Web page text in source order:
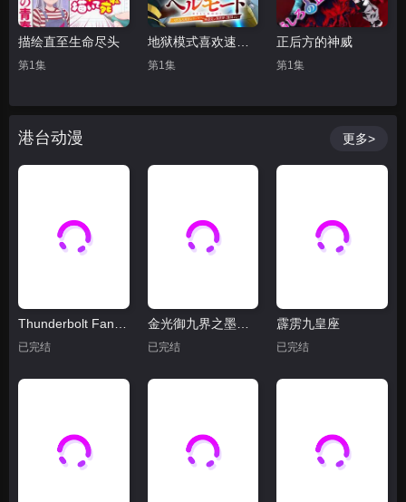
描绘直至生命尽头
第1集 第1集
正后方的神威
第1集
港台动漫 更多>
Thunderbolt Fantasy 东离剑游纪
已完结
金光御九界之墨邪录
已完结
霹雳九皇座
已完结